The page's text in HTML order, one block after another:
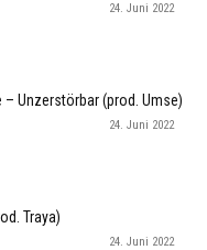
24. Juni 2022
Unzerstörbar (prod. Umse)
24. Juni 2022
Traya)
24. Juni 2022